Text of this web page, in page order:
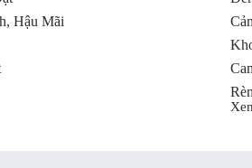
Thermostat W400 cho phép người dùng
tâm Hỗ trợ cả loại sử dụng gas và nước
gió (khí tươi) Đảm bảo cung cấp
Hậu Mãi